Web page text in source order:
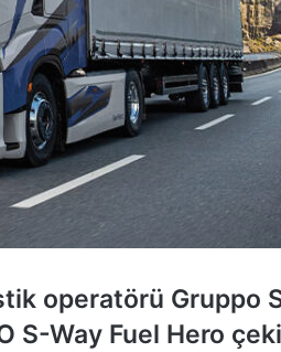
operatörü Gruppo
S-Way Fuel Hero